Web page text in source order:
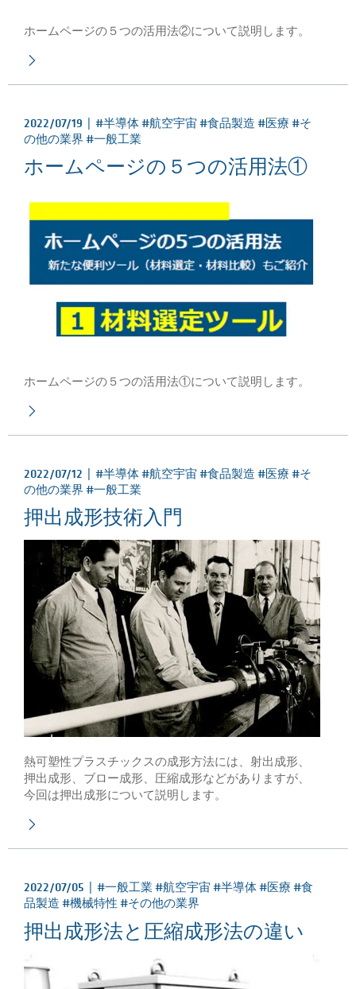
ホームページの５つの活用法②について説明します。
2022/07/19 | #半導体 #航空宇宙 #食品製造 #医療 #そ
の他の業界 #一般工業
ホームページの５つの活用法①
ホームページの５つの活用法①について説明します。
2022/07/12 | #半導体 #航空宇宙 #食品製造 #医療 #そ
の他の業界 #一般工業
押出成形技術入門
熱可塑性プラスチックスの成形方法には、射出成形、
押出成形、ブロー成形、圧縮成形などがありますが、
今回は押出成形について説明します。
2022/07/05 | #一般工業 #航空宇宙 #半導体 #医療 #食
品製造 #機械特性 #その他の業界
押出成形法と圧縮成形法の違い